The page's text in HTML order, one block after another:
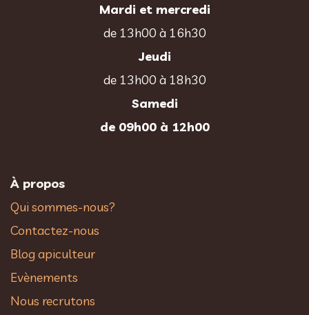
Mardi et mercredi
de 13h00 à 16h30
Jeudi
de 13h00 à 18h30
Samedi
de 09h00 à 12h00
À propos
Qui sommes-nous?
Contactez-nous
Blog apiculteur
Evènements
Nous recrutons